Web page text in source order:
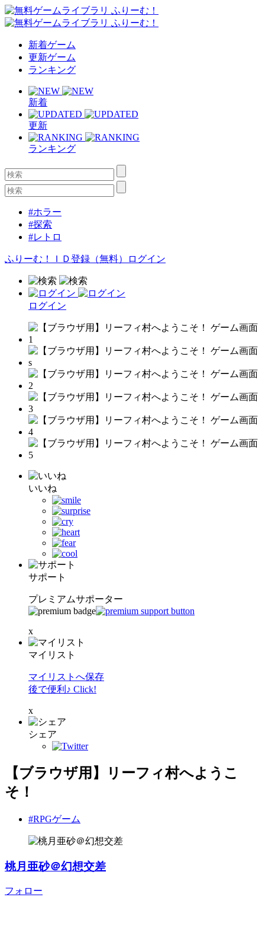
新着ゲーム
更新ゲーム
ランキング
新着
更新
ランキング
#ホラー
#探索
#レトロ
ふりーむ！ＩＤ登録（無料） ログイン
ログイン
いいね
サポート
プレミアムサポーター
x
マイリスト
マイリストへ保存
後で便利♪ Click!
x
シェア
【ブラウザ用】リーフィ村へようこ
そ！
#RPGゲーム
桃月亜砂＠幻想交差
フォロー